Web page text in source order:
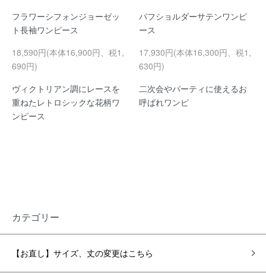
フラワーシフォンジョーゼッ
ト長袖ワンピース
18,590円(本体16,900円、税1,
690円)
ヴィクトリアン調にレースを
重ねたレトロシックな花柄ワ
ンピース
パフショルダーサテンワンピ
ース
17,930円(本体16,300円、税1,
630円)
二次会やパーティに使えるお
呼ばれワンピ
カテゴリー
【お直し】サイズ、丈の変更はこちら